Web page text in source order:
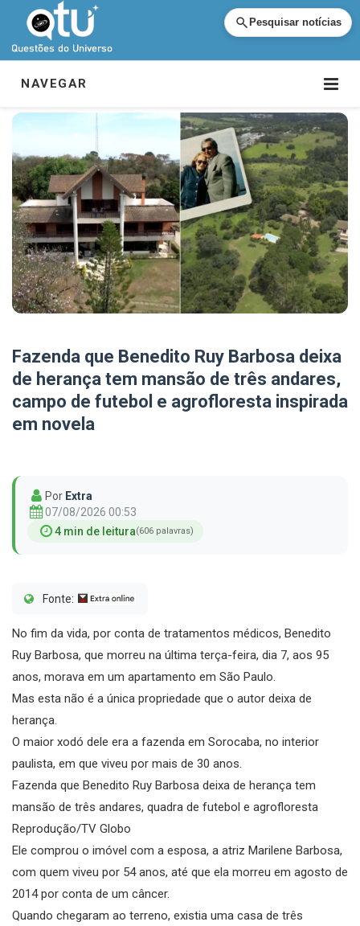
Pesquisar notícias
NAVEGAR
Fazenda que Benedito Ruy Barbosa deixa
de herança tem mansão de três andares,
campo de futebol e agrofloresta inspirada
em novela
Por Extra
07/08/2026 00:53
4 min de leitura(606 palavras)
Fonte:
No fim da vida, por conta de tratamentos médicos, Benedito
Ruy Barbosa, que morreu na última terça-feira, dia 7, aos 95
anos, morava em um apartamento em São Paulo.
Mas esta não é a única propriedade que o autor deixa de
herança.
O maior xodó dele era a fazenda em Sorocaba, no interior
paulista, em que viveu por mais de 30 anos.
Fazenda que Benedito Ruy Barbosa deixa de herança tem
mansão de três andares, quadra de futebol e agrofloresta
Reprodução/TV Globo
Ele comprou o imóvel com a esposa, a atriz Marilene Barbosa,
com quem viveu por 54 anos, até que ela morreu em agosto de
2014 por conta de um câncer.
Quando chegaram ao terreno, existia uma casa de três